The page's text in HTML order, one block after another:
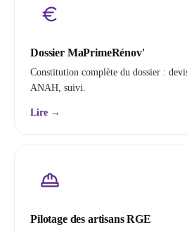
Dossier MaPrimeRénov'
Constitution complète du dossier :
ANAH, suivi.
Lire →
Pilotage des artisans RGE